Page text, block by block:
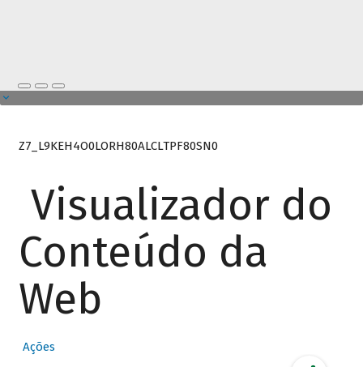
Z7_L9KEH4O0LORH80ALCLTPF80SN0
Visualizador do
Conteúdo da
Web
Ações